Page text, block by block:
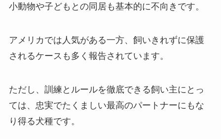
小動物や子どもとの同居も基本的に不向きです。
アメリカでは人気がある一方、飼いきれずに保護
されるケースも多く報告されています。
ただし、訓練とルールを徹底できる飼い主にとっ
ては、忠実でたくましい最高のパートナーにもな
り得る犬種です。